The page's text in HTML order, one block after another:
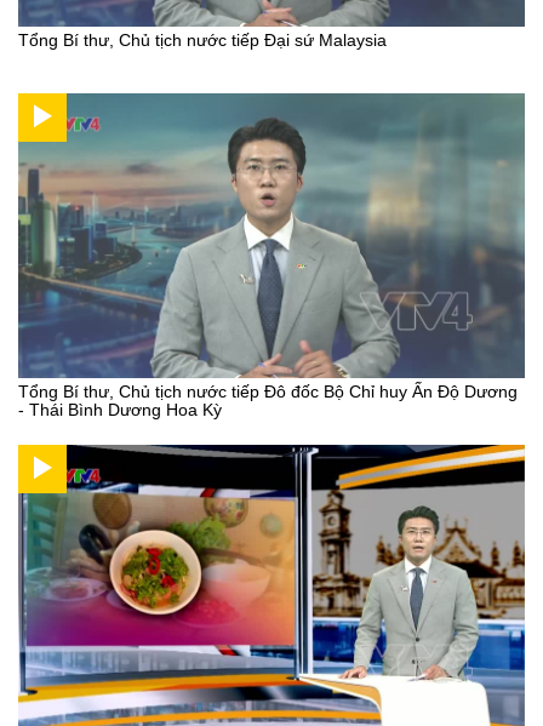
Tổng Bí thư, Chủ tịch nước tiếp Đại sứ Malaysia
Tổng Bí thư, Chủ tịch nước tiếp Đô đốc Bộ Chỉ huy Ấn Độ Dương
- Thái Bình Dương Hoa Kỳ